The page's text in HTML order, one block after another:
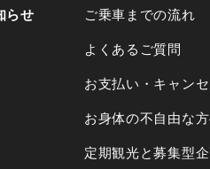
らせ ご乗車までの流れ
よくあるご質問
お支払い・キャン
お身体の不自由な
定期観光と募集型